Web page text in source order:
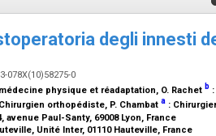
degli innesti
078X(10)58275-0
physique et réadaptation, O. Rachet b :
Chirurgien orthopédiste, P. Chambat a :
Paul-Santy, 69008 Lyon, France
Unité Inter, 01110 Hauteville, France